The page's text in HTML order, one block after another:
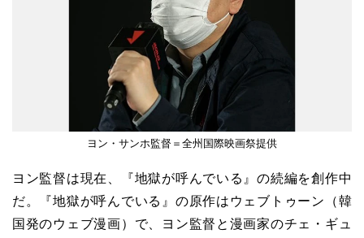
ヨン・サンホ監督＝全州国際映画祭提供
ヨン監督は現在、『地獄が呼んでいる』の続編を創作中
だ。『地獄が呼んでいる』の原作はウェブトゥーン（韓
国発のウェブ漫画）で、ヨン監督と漫画家のチェ・ギュ